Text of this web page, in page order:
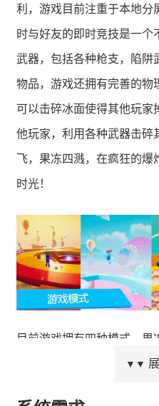
利，游戏目前注重于本地分
时与好友的即时竞技是一个
武器，包括各种枪支，陷阱
物品，游戏还拥有完善的物
可以击碎冰面使得其他玩家
他玩家，利用各种武器击碎
飞，果冻四溅，在疯狂的爆
时光！
目前游戏拥有四种模式，果
▼▼